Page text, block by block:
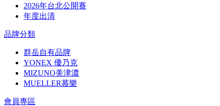
2026年台北公開賽
年度出清
品牌分類
群岳自有品牌
YONEX 優乃克
MIZUNO美津濃
MUELLER慕樂
會員專區